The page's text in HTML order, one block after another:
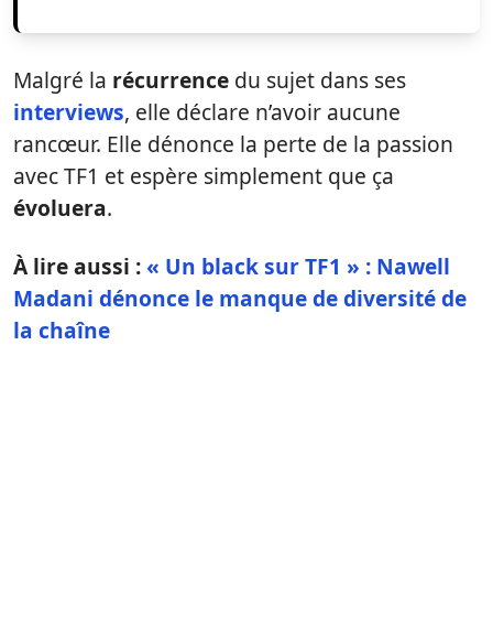
Malgré la récurrence du sujet dans ses
interviews, elle déclare n’avoir aucune
rancœur. Elle dénonce la perte de la passion
avec TF1 et espère simplement que ça
évoluera.
À lire aussi :« Un black sur TF1 » : Nawell
Madani dénonce le manque de diversité de
la chaîne